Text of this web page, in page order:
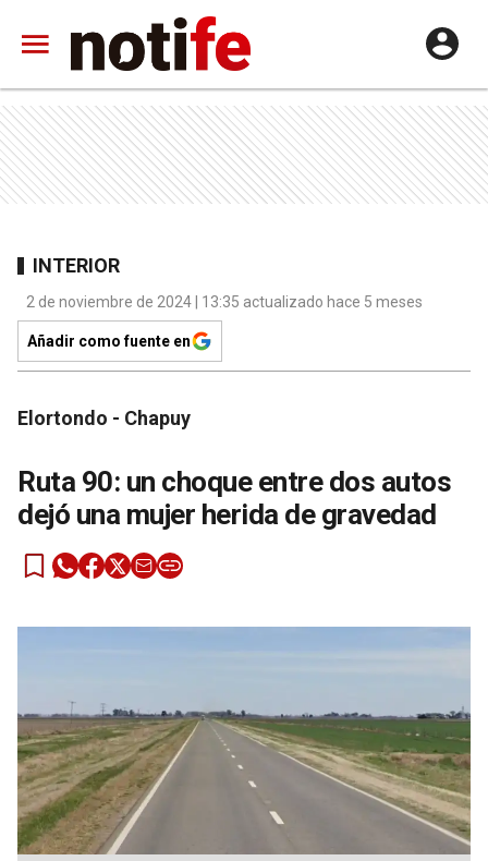
INTERIOR
2 de noviembre de 2024 | 13:35 actualizado hace 5 meses
Añadir como fuente en
Elortondo - Chapuy
Ruta 90: un choque entre dos autos
dejó una mujer herida de gravedad